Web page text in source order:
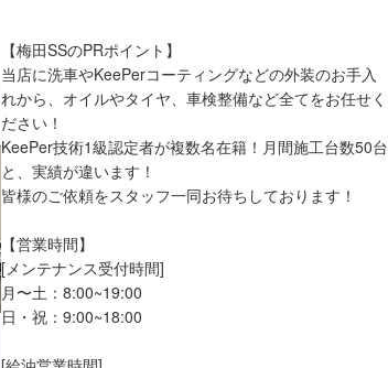
【梅田SSのPRポイント】
当店に洗車やKeePerコーティングなどの外装のお手入
れから、オイルやタイヤ、車検整備など全てをお任せく
ださい！
KeePer技術1級認定者が複数名在籍！月間施工台数50台
と、実績が違います！
皆様のご依頼をスタッフ一同お待ちしております！
【営業時間】
[メンテナンス受付時間]
月〜土：8:00~19:00
日・祝：9:00~18:00